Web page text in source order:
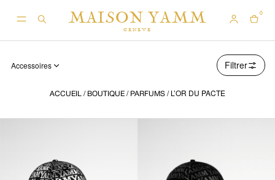
Accessoires Filtrer
ACCUEIL / BOUTIQUE / PARFUMS / L’OR DU PACTE
MAISON YAMM
GENEVE
0